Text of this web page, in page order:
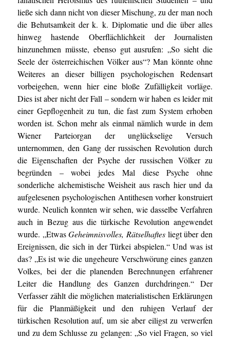
ließe sich dann nicht von dieser Mischung, zu der man noch
die Behutsamkeit der k. k. Diplomatie und die über alles
hinweg hastende Oberflächlichkeit der Journalisten
hinzunehmen müsste, ebenso gut ausrufen: „So sieht die
Seele der österreichischen Völker aus“? Man könnte ohne
Weiteres an dieser billigen psychologischen Redensart
vorbeigehen, wenn hier eine bloße Zufälligkeit vorläge.
Dies ist aber nicht der Fall – sondern wir haben es leider mit
einer Gepflogenheit zu tun, die fast zum System erhoben
worden ist. Schon mehr als einmal nämlich wurde in dem
Wiener Parteiorgan der unglückselige Versuch
unternommen, den Gang der russischen Revolution durch
die Eigenschaften der Psyche der russischen Völker zu
begründen – wobei jedes Mal diese Psyche ohne
sonderliche alchemistische Weisheit aus rasch hier und da
aufgelesenen psychologischen Antithesen vorher konstruiert
wurde. Neulich konnten wir sehen, wie dasselbe Verfahren
auch in Bezug aus die türkische Revolution angewendet
wurde. „EtwasGeheimnisvolles, Rätselhaftes liegt über den
Ereignissen, die sich in der Türkei abspielen.“ Und was ist
das? „Es ist wie die ungeheure Verschwörung eines ganzen
Volkes, bei der die planenden Berechnungen erfahrener
Leiter die Handlung des Ganzen durchdringen.“ Der
Verfasser zählt die möglichen materialistischen Erklärungen
für die Planmäßigkeit und den ruhigen Verlauf der
türkischen Resolution auf, um sie aber eiligst zu verwerfen
und zu dem Schlusse zu gelangen: „So viel Fragen, so viel